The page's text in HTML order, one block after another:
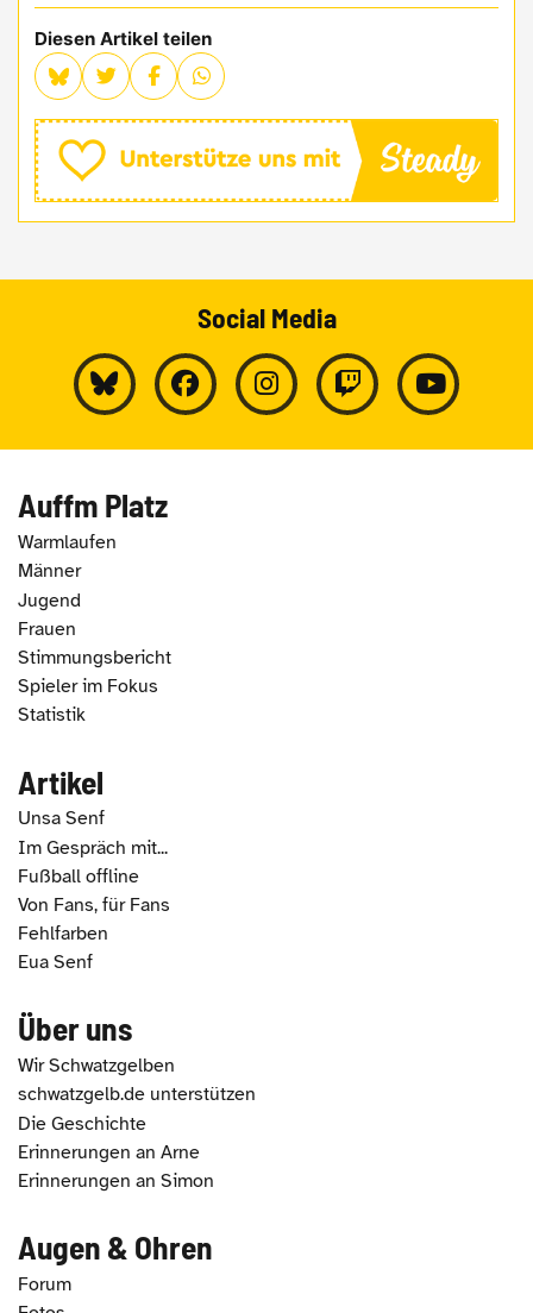
Diesen Artikel teilen
Social Media
Auffm Platz
Warmlaufen
Männer
Jugend
Frauen
Stimmungsbericht
Spieler im Fokus
Statistik
Artikel
Unsa Senf
Im Gespräch mit...
Fußball offline
Von Fans, für Fans
Fehlfarben
Eua Senf
Über uns
Wir Schwatzgelben
schwatzgelb.de unterstützen
Die Geschichte
Erinnerungen an Arne
Erinnerungen an Simon
Augen & Ohren
Forum